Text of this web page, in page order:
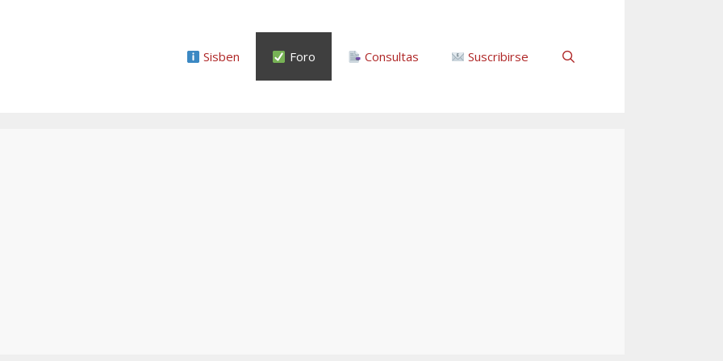
Sisben Foro Consultas Suscribirse